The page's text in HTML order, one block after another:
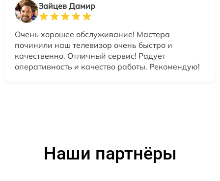
Зайцев Дамир
Очень хорошее обслуживание! Мастера
починили наш телевизор очень быстро и
качественно. Отличный сервис! Радует
оперативность и качество работы. Рекомендую!
Наши партнёры